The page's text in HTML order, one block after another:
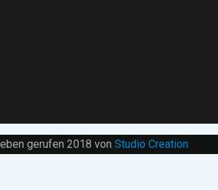
gerufen 2018 von Studio Creation